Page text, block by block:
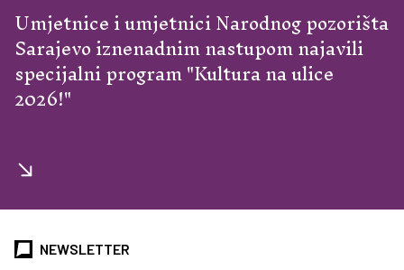
Umjetnice i umjetnici Narodnog pozorišta
Sarajevo iznenadnim nastupom najavili
specijalni program "Kultura na ulice
2026!"
NEWSLETTER